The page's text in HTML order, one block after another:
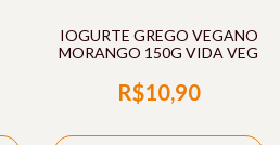
IOGURTE GREGO VEGANO
MORANGO 150G VIDA VEG
R$10,90